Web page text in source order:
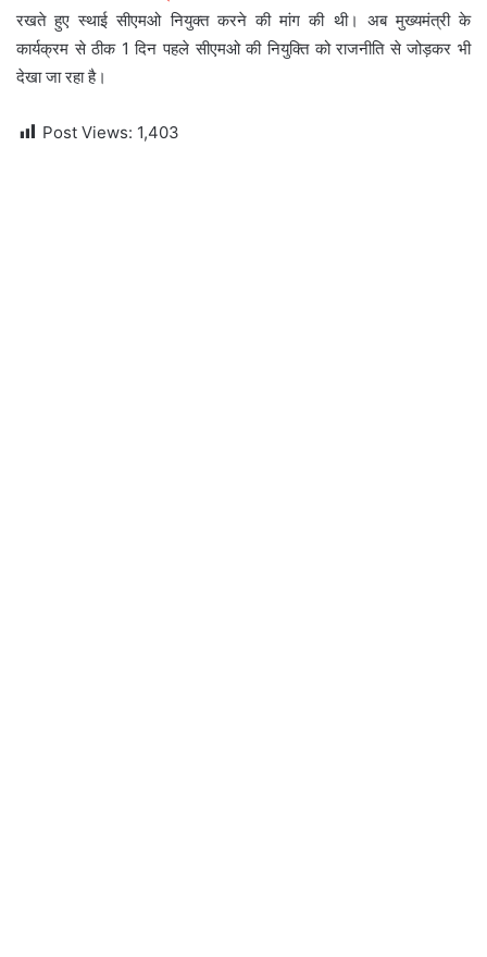
रखते हुए स्थाई सीएमओ नियुक्त करने की मांग की थी। अब मुख्यमंत्री के
कार्यक्रम से ठीक 1 दिन पहले सीएमओ की नियुक्ति को राजनीति से जोड़कर भी
देखा जा रहा है।
Post Views: 1,403